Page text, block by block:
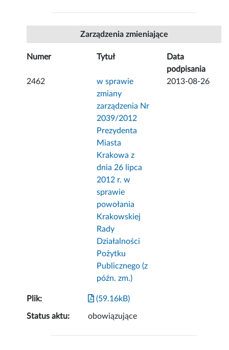
Zarządzenia zmieniające
Numer Tytuł
Data
podpisania
2462
w sprawie
zmiany
zarządzenia Nr
2039/2012
Prezydenta
Miasta
Krakowa z
dnia 26 lipca
2012 r. w
sprawie
powołania
Krakowskiej
Rady
Działalności
Pożytku
Publicznego (z
późn. zm.)
2013-08-26
Plik: (59.16kB)
Status aktu: obowiązujące